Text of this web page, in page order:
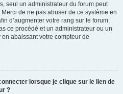
seul un administrateur du forum peut
de ne pas abuser de ce système en
d’augmenter votre rang sur le forum.
ce procédé et un administrateur ou un
abaissant votre compteur de
lorsque je clique sur le lien de
?